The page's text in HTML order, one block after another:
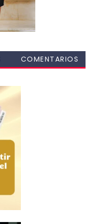
COMENTARIOS